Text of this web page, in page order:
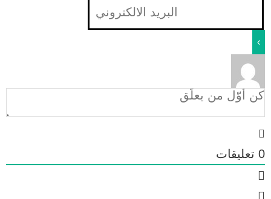
0 تعليقات